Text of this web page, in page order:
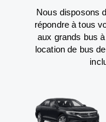
Nous disposons
répondre à tous
aux grands bus
location de bus